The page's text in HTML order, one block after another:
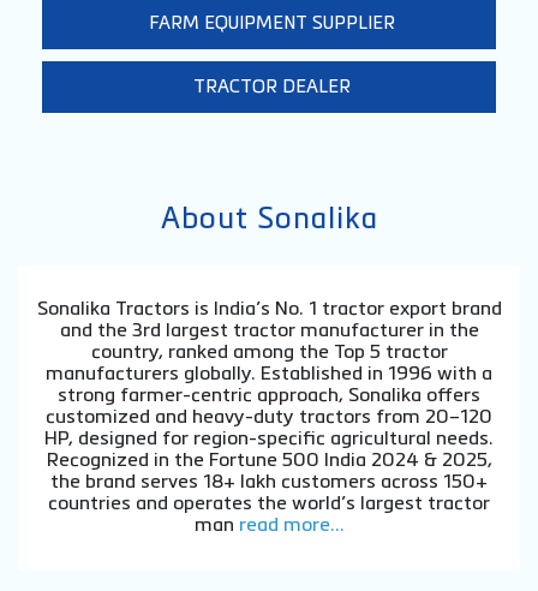
FARM EQUIPMENT SUPPLIER
TRACTOR DEALER
About Sonalika
Sonalika Tractors is India’s No. 1 tractor export brand
and the 3rd largest tractor manufacturer in the
country, ranked among the Top 5 tractor
manufacturers globally. Established in 1996 with a
strong farmer-centric approach, Sonalika offers
customized and heavy-duty tractors from 20–120
HP, designed for region-specific agricultural needs.
Recognized in the Fortune 500 India 2024 & 2025,
the brand serves 18+ lakh customers across 150+
countries and operates the world’s largest tractor
man read more...